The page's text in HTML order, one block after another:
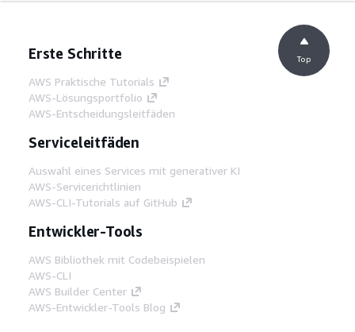
Erste Schritte
AWS Praktische Tutorials
AWS-Lösungsportfolio
AWS-Entscheidungsleitfäden
Serviceleitfäden
Auswahl eines Services mit generativer KI
AWS-Servicerichtlinien
AWS-CLI-Tutorials auf GitHub
Entwickler-Tools
AWS Bibliothek mit Codebeispielen
AWS-CLI
AWS Builder Center
AWS-Entwickler-Tools Blog
Top